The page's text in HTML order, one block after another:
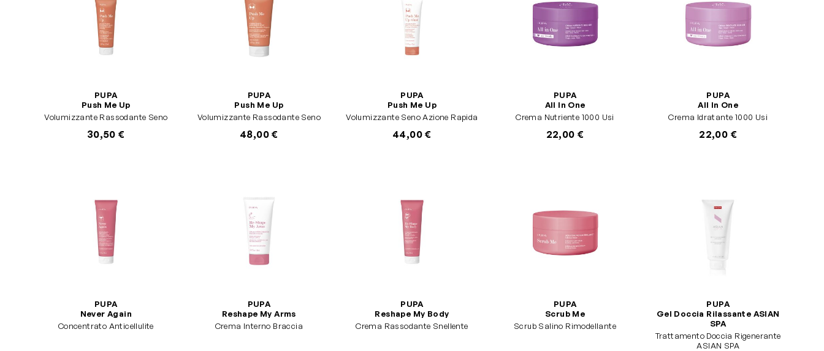
PUPA
Push Me Up
Volumizzante Rassodante Seno
30,50 €
PUPA
Push Me Up
Volumizzante Rassodante Seno
48,00 €
PUPA
Push Me Up
Volumizzante Seno Azione Rapida
44,00 €
PUPA
All In One
Crema Nutriente 1000 Usi
22,00 €
PUPA
All In One
Crema Idratante 1000 Usi
22,00 €
PUPA
Never Again
Concentrato Anticellulite
PUPA
Reshape My Arms
Crema Interno Braccia
PUPA
Reshape My Body
Crema Rassodante Snellente
PUPA
Scrub Me
Scrub Salino Rimodellante
PUPA
Gel Doccia Rilassante ASIAN
SPA
Trattamento Doccia Rigenerante
ASIAN SPA